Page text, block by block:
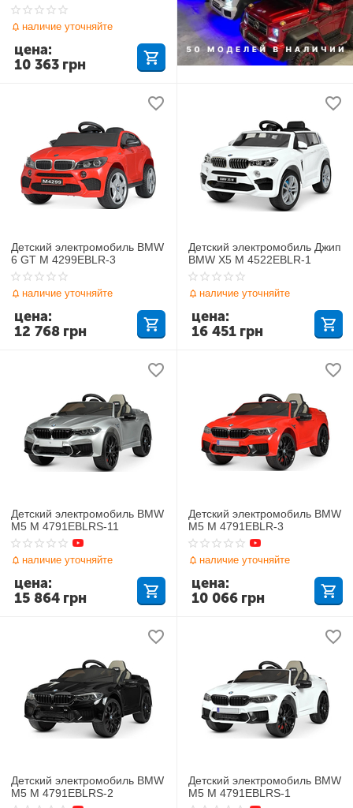
наличие уточняйте
10 363 грн
цена:
Детский электромобиль BMW
6 GT M 4299EBLR-3
наличие уточняйте
12 768 грн
цена:
Детский электромобиль Джип
BMW X5 M 4522EBLR-1
наличие уточняйте
16 451 грн
цена:
Детский электромобиль BMW
M5 M 4791EBLRS-11
наличие уточняйте
15 864 грн
цена:
Детский электромобиль BMW
M5 M 4791EBLR-3
наличие уточняйте
10 066 грн
цена:
Детский электромобиль BMW
M5 M 4791EBLRS-2
Детский электромобиль BMW
M5 M 4791EBLRS-1